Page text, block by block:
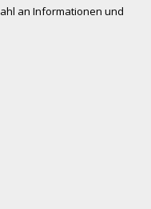
an Informationen und